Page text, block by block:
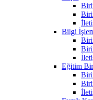
Bilgi
Eğitim